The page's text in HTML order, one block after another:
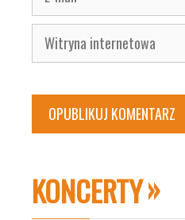
mail
Witryna
internetowa
KONCERTY